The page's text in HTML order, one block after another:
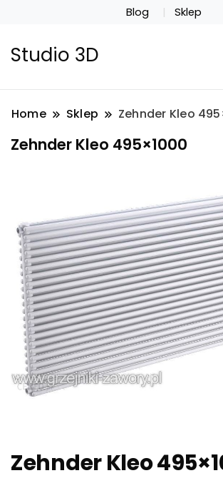
Blog Sklep
Studio 3D
Home Sklep Zehnder Kleo
Zehnder Kleo 495×1000
Zehnder Kleo